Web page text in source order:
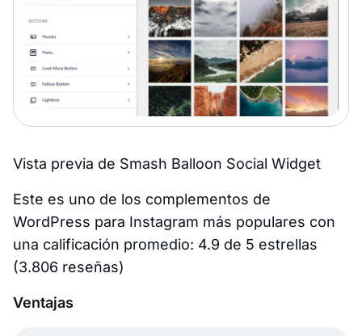
Vista previa de Smash Balloon Social Widget
Este es uno de los complementos de
WordPress para Instagram más populares con
una calificación promedio: 4.9 de 5 estrellas
(3.806 reseñas)
Ventajas